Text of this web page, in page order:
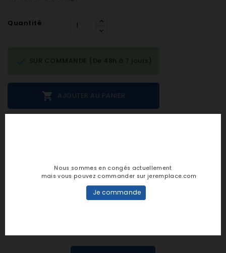
Quantité
 AJOUTER AU PANIER
SUR COMMANDE (De 48h à 7 jours)
personne n'a encore posté d'avis
dans cette langue
Nous sommes en congés actuellement
mais vous pouvez commander sur jeremplace.com
Je commande